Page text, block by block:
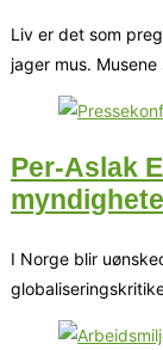
Liv er det som
jager mus.
Per-Aslak
I Norge blir